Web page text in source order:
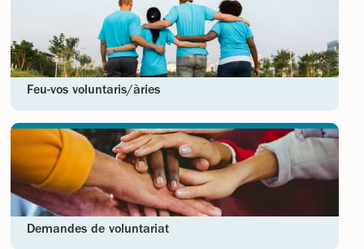
Feu-vos voluntaris/àries
Demandes de voluntariat